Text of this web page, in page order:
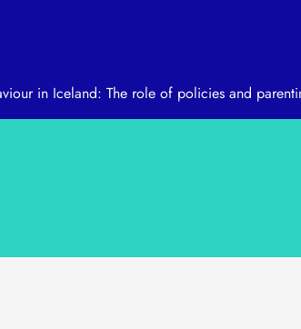
in Iceland: The role of policies and